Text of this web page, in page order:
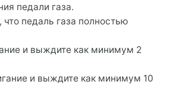
педали газа.
что педаль газа полностью
и выждите как минимум 2
и выждите как минимум 10